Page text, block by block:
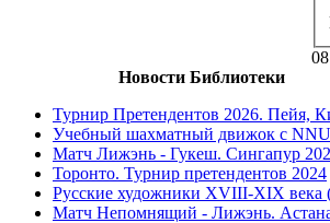
Новости Библиотеки
Турнир Претендентов 2026. Пейя,
Учебный шахматный движок с
Матч Лижэнь - Гукеш. Сингапур
Торонто. Турнир претендентов 2024
Русские художники XVIII-XIX века
Матч Непомнящий - Лижэнь.